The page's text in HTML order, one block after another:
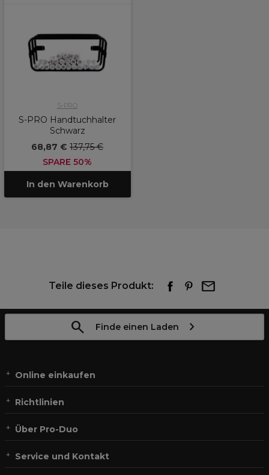
S-PRO
S-PRO Handtuchhalter
Schwarz
68,87 € 137,75 €
SPARE 50%
In den Warenkorb
Teile dieses Produkt:
Finde einen Laden
Online einkaufen
Richtlinien
Über Pro-Duo
Service und Kontakt